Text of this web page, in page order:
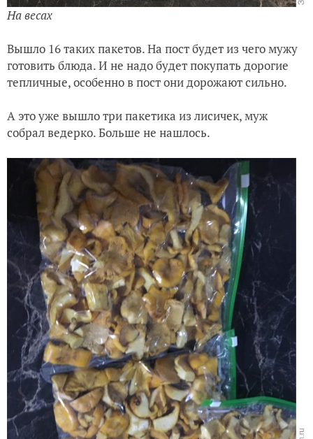
На весах
Вышло 16 таких пакетов. На пост будет из чего мужу
готовить блюда. И не надо будет покупать дорогие
тепличные, особенно в пост они дорожают сильно.
А это уже вышло три пакетика из лисичек, муж
собрал ведерко. Больше не нашлось.